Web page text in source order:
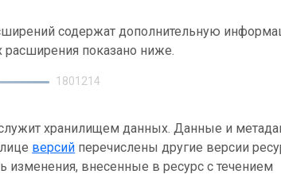
содержат дополнительную
расширения показано ниже.
1801214
хранилищем данных. Данные и
версий перечислены другие версии
изменения, внесенные в ресурс с течением